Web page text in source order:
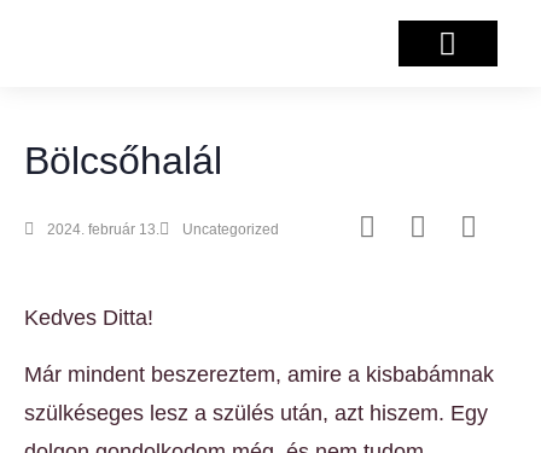
Bölcsőhalál
2024. február 13. Uncategorized
Kedves Ditta!
Már mindent beszereztem, amire a kisbabámnak
szülkéseges lesz a szülés után, azt hiszem. Egy